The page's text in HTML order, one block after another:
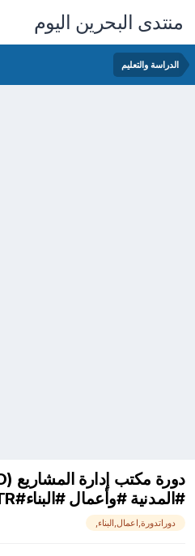
منتدى البحرين اليوم
الدراسة والتعليم
#المدنية #وأعمال #البناء#ITR
دوراتدورة,اعمال,البناء,